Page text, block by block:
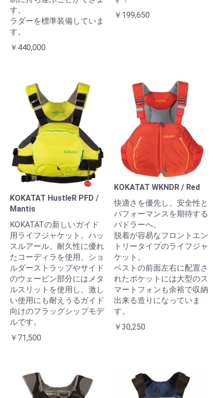
す。
ラダーを標準装備していま
す。
￥440,000
￥199,650
KOKATAT HustleR PFD /
Mantis
KOKATATの新しいガイド
用ライフジャケット。ハッ
スルアール。耐久性に優れ
たコーディラを使用、ショ
ルダーストラップやサイド
のウェービン部分にはメタ
ルスリットを使用し、激し
い使用にも耐えうるガイド
向けのフラッグシップモデ
ルです。
￥71,500
KOKATAT WKNDR / Red
快適さを優先し、安全性と
パフォーマンスを期待する
パドラーへ。
脱着が容易なフロントエン
トリータイプのライフジャ
ケット。
ベストの前面左右に配置さ
れたポケットには大型のス
マートフォンも余裕で収納
出来る造りになっていま
す。
￥30,250